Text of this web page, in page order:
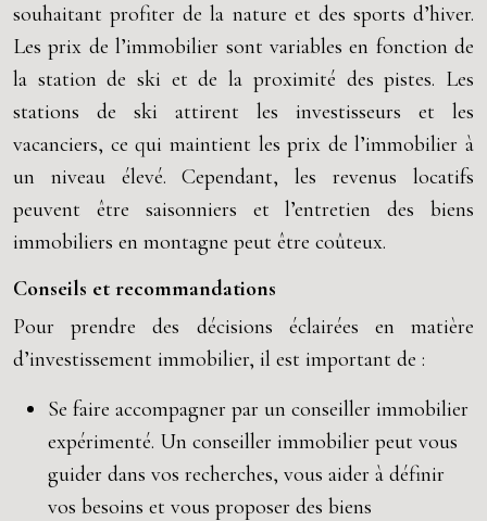
souhaitant profiter de la nature et des sports d’hiver.
Les prix de l’immobilier sont variables en fonction de
la station de ski et de la proximité des pistes. Les
stations de ski attirent les investisseurs et les
vacanciers, ce qui maintient les prix de l’immobilier à
un niveau élevé. Cependant, les revenus locatifs
peuvent être saisonniers et l’entretien des biens
immobiliers en montagne peut être coûteux.
Conseils et recommandations
Pour prendre des décisions éclairées en matière
d’investissement immobilier, il est important de :
Se faire accompagner par un conseiller immobilier
expérimenté. Un conseiller immobilier peut vous
guider dans vos recherches, vous aider à définir
vos besoins et vous proposer des biens